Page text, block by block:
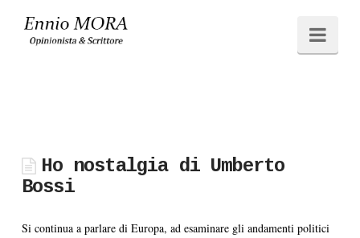
Ennio
Ho nostalgia di Umberto
Bossi
Si continua a parlare di Europa, ad esaminare gli andamenti politici